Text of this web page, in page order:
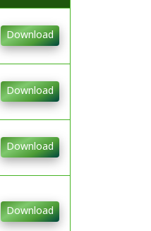
Download
Download
Download
Download